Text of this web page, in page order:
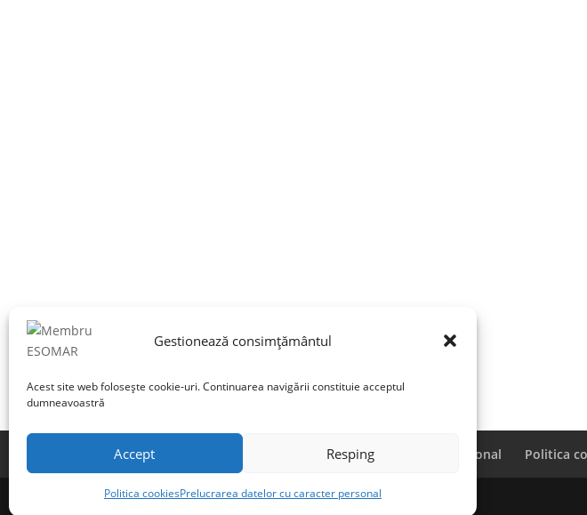
Gestionează consimțământul
Acest site web folosește cookie-uri. Continuarea navigării constituie acceptul
dumneavoastră
Accept Resping
Politica cookiesPrelucrarea datelor cu caracter personal
Termeni și condiții Prelucrarea datelor cu caracter personal Politica
©INSCOP Research